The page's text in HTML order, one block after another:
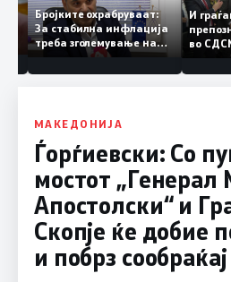
до
Бројките охрабруваат:
За стабилна инфлација
треба зголемување на
домашното
И
во
МАКЕДОНИЈА
Ѓорѓиевски: Со
мостот „Генерал
Апостолски“ и
Скопје ќе добие
и побрз сообраќај